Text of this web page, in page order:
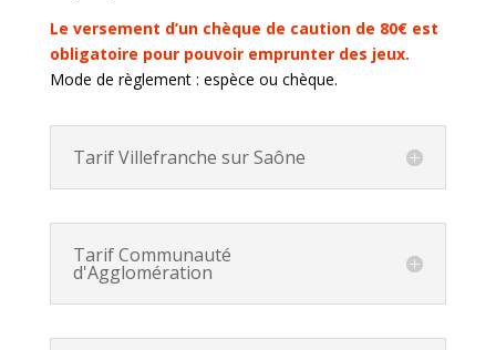
Le versement d’un chèque de caution de 80€ est
obligatoire pour pouvoir emprunter des jeux.
Mode de règlement : espèce ou chèque.
Tarif Villefranche sur Saône
Tarif Communauté
d'Agglomération